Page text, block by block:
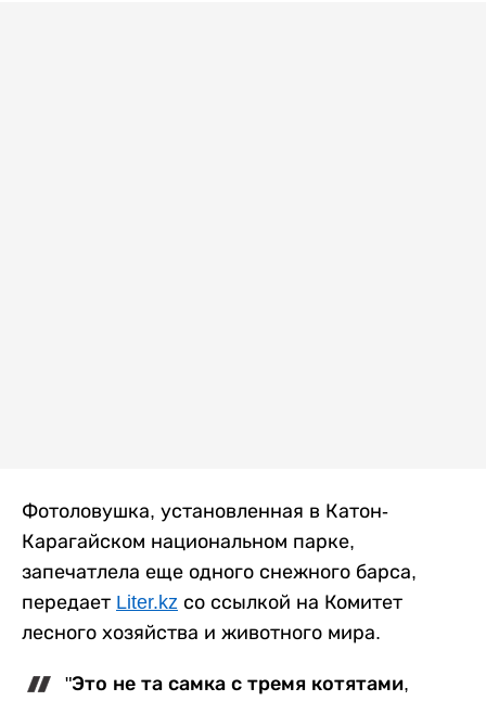
Фотоловушка, установленная в Катон-
Карагайском национальном парке,
запечатлела еще одного снежного барса,
передает Liter.kz со ссылкой на Комитет
лесного хозяйства и животного мира.
"Это не та самка с тремя котятами,